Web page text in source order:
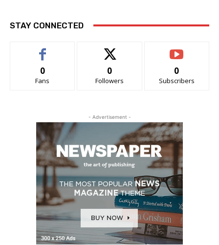
STAY CONNECTED
0
Fans
0
Followers
0
Subscribers
- Advertisement -